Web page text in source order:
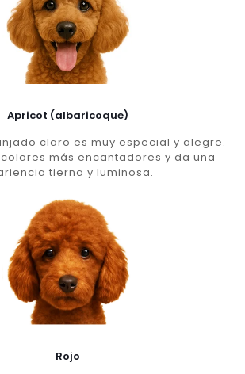
Apricot (albaricoque)
claro es muy especial y alegre.
más encantadores y da una
tierna y luminosa.
Rojo